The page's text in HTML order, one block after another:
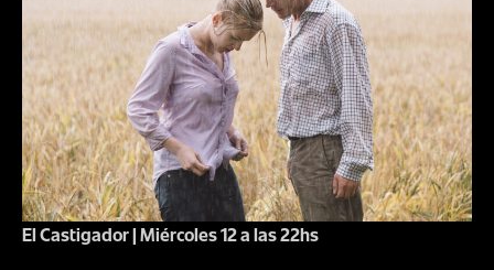
El Castigador | Miércoles 12 a las 22hs